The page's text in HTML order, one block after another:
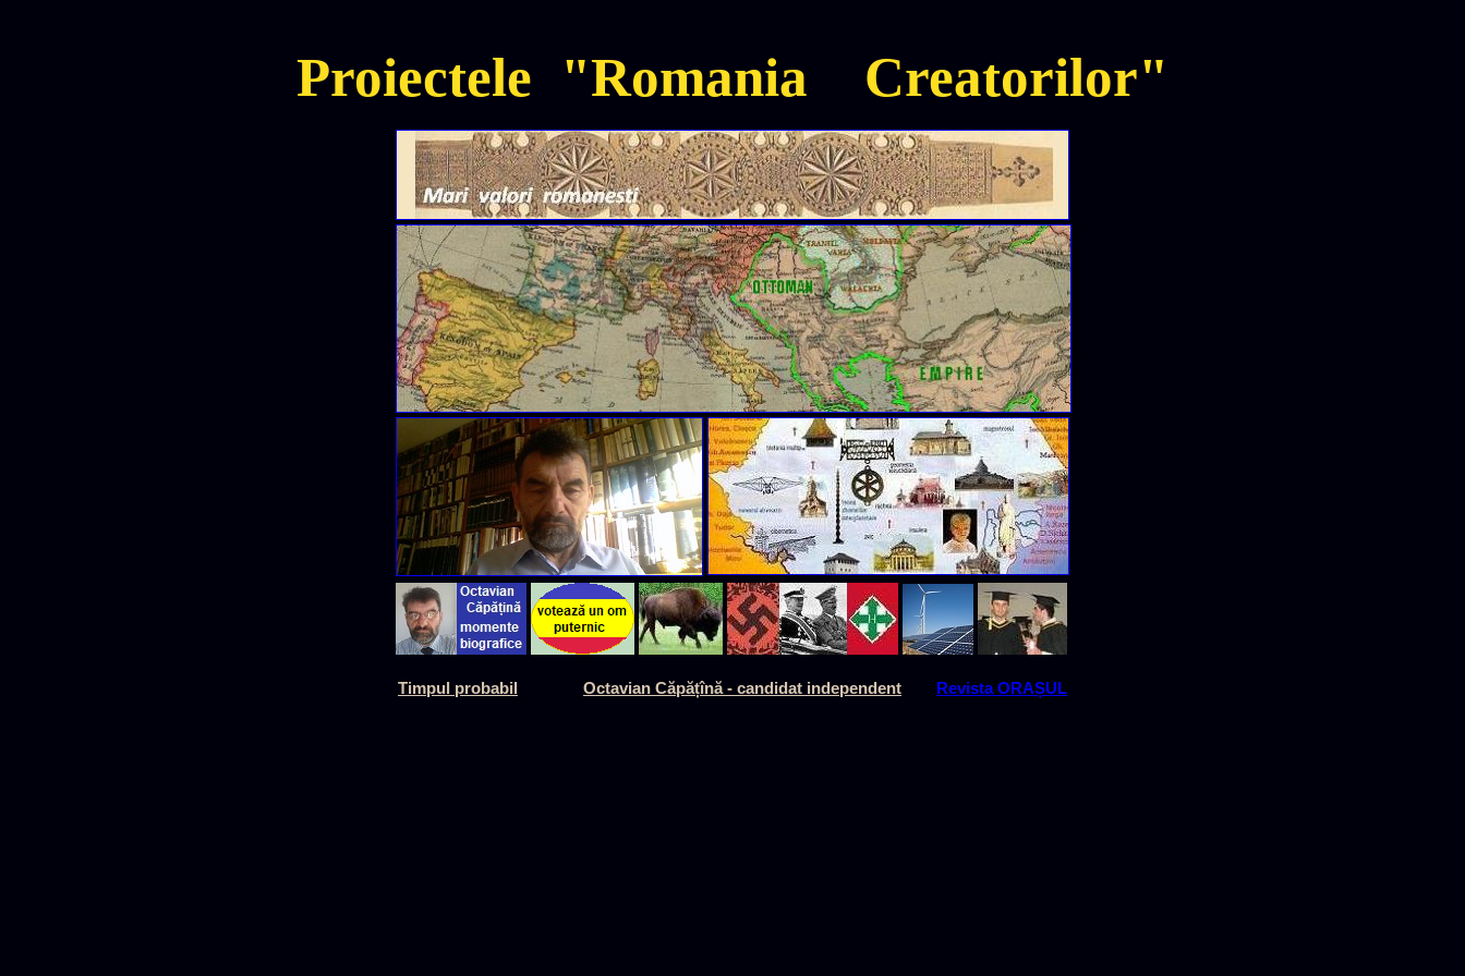
Proiectele "Romania Creatorilor"
Timpul probabil Octavian Căpățînă - candidat independent Revista ORAȘUL